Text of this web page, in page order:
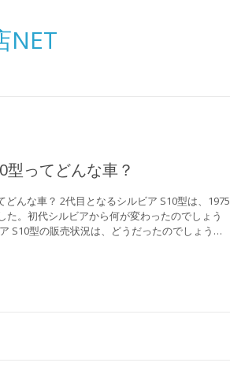
NET
型ってどんな車？
どんな車？ 2代目となるシルビア S10型は、1975
た。初代シルビアから何が変わったのでしょう
S10型の販売状況は、どうだったのでしょう…